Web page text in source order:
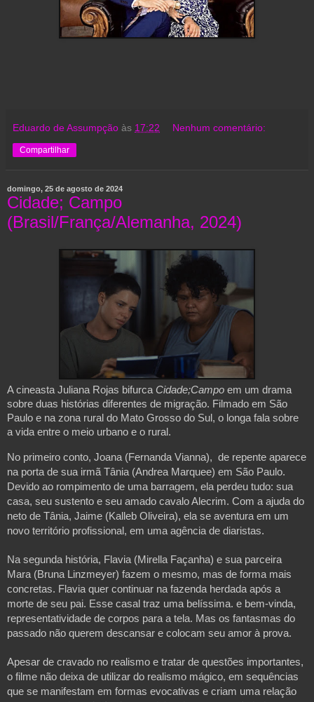
Eduardo de Assumpção às 17:22 Nenhum comentário:
Compartilhar
domingo, 25 de agosto de 2024
Cidade; Campo
(Brasil/França/Alemanha, 2024)
A cineasta Juliana Rojas bifurca Cidade;Campo em um drama
sobre duas histórias diferentes de migração. Filmado em São
Paulo e na zona rural do Mato Grosso do Sul, o longa fala sobre
a vida entre o meio urbano e o rural.
No primeiro conto, Joana (Fernanda Vianna), de repente aparece
na porta de sua irmã Tânia (Andrea Marquee) em São Paulo.
Devido ao rompimento de uma barragem, ela perdeu tudo: sua
casa, seu sustento e seu amado cavalo Alecrim. Com a ajuda do
neto de Tânia, Jaime (Kalleb Oliveira), ela se aventura em um
novo território profissional, em uma agência de diaristas.
Na segunda história, Flavia (Mirella Façanha) e sua parceira
Mara (Bruna Linzmeyer) fazem o mesmo, mas de forma mais
concretas. Flavia quer continuar na fazenda herdada após a
morte de seu pai. Esse casal traz uma belíssima. e bem-vinda,
representatividade de corpos para a tela. Mas os fantasmas do
passado não querem descansar e colocam seu amor à prova.
Apesar de cravado no realismo e tratar de questões importantes,
o filme não deixa de utilizar do realismo mágico, em sequências
que se manifestam em formas evocativas e criam uma relação